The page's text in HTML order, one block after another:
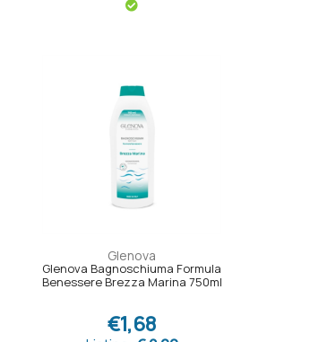
Glenova
Glenova Bagnoschiuma Formula
Benessere Brezza Marina 750ml
€1,68